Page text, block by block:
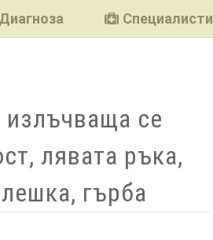
Диагноза Специалисти
излъчваща се
лявата ръка,
гърба